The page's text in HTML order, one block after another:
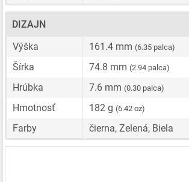
DIZAJN
Výška
161.4 mm (6.35 palca)
Šírka 74.8 mm (2.94 palca)
Hrúbka 7.6 mm (0.30 palca)
Hmotnosť 182 g (6.42 oz)
Farby čierna, Zelená, Biela